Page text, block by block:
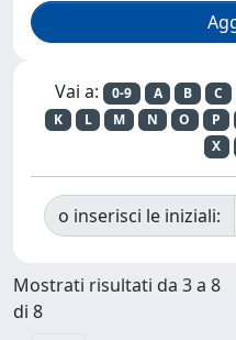
Vai a: 0-9 A B C
K
L M N O P
X
o inserisci le iniziali:
Mostrati risultati da 3 a 8
di 8